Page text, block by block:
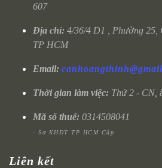
607
Địa chỉ: 4/36/4 D1 , Phường 25,
TP HCM
Email:
Thời gian làm việc: Thứ 2 - CN,
Mã số thuế: 0314508041
- Sở KHĐT TP HCM Cấp
Liên kết